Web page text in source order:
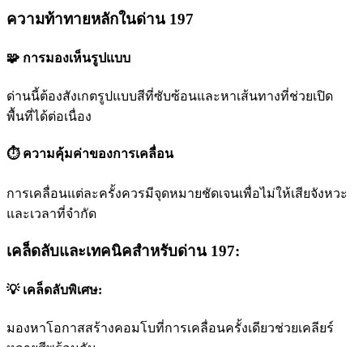
ความท้าทายหลักในด่าน 197
🧩 การมองเห็นรูปแบบ
ด่านนี้ต้องสังเกตรูปแบบสีที่ซับซ้อนและหาเส้นทางที่ช่วยเปิด
พื้นที่ได้ต่อเนื่อง
⏱️ ความคุ้มค่าของการเคลื่อน
การเคลื่อนแต่ละครั้งควรมีจุดหมายชัดเจนเพื่อไม่ให้เสียจังหวะ
และเวลาที่จำกัด
เคล็ดลับและเทคนิคสำหรับด่าน 197:
💡 เคล็ดลับพิเศษ:
มองหาโอกาสสร้างคอมโบที่การเคลื่อนครั้งเดียวช่วยเคลียร์